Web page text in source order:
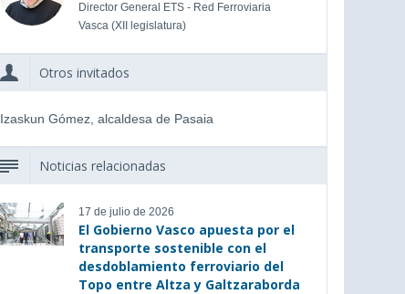
Director General ETS - Red Ferroviaria
Vasca (XII legislatura)
Otros invitados
Izaskun Gómez, alcaldesa de Pasaia
Noticias relacionadas
17 de julio de 2026
El Gobierno Vasco apuesta por el
transporte sostenible con el
desdoblamiento ferroviario del
Topo entre Altza y Galtzaraborda